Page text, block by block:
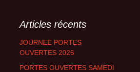
Articles récents
JOURNEE PORTES
OUVERTES 2026
PORTES OUVERTES SAMEDI